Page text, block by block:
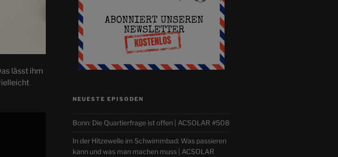
lässt ihm
NEUESTE EPISODEN
Bonn: Die Quartierfrage ist offen | ACSOLAR #508
In der Hitzewelle im Schwimmbad: Was passieren
kann und was man machen muss | ACSOLAR